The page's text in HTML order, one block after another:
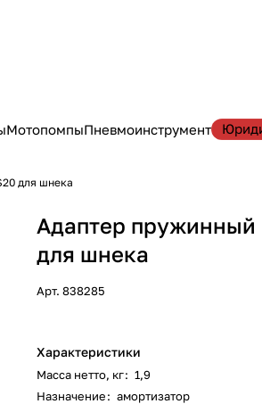
МотопомпыПневмоинструмент
для шнека
Адаптер пружинный
для шнека
Арт.838285
Характеристики
Масса нетто, кг: 1,9
Назначение: амортизатор